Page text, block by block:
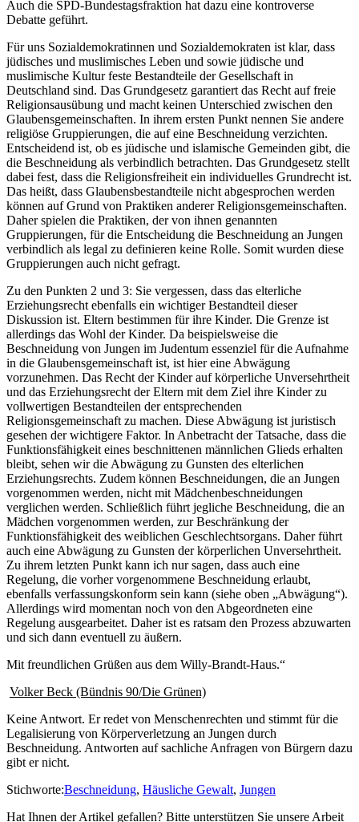
Auch die SPD-Bundestagsfraktion hat dazu eine kontroverse
Debatte geführt.
Für uns Sozialdemokratinnen und Sozialdemokraten ist klar, dass
jüdisches und muslimisches Leben und sowie jüdische und
muslimische Kultur feste Bestandteile der Gesellschaft in
Deutschland sind. Das Grundgesetz garantiert das Recht auf freie
Religionsausübung und macht keinen Unterschied zwischen den
Glaubensgemeinschaften. In ihrem ersten Punkt nennen Sie andere
religiöse Gruppierungen, die auf eine Beschneidung verzichten.
Entscheidend ist, ob es jüdische und islamische Gemeinden gibt, die
die Beschneidung als verbindlich betrachten. Das Grundgesetz stellt
dabei fest, dass die Religionsfreiheit ein individuelles Grundrecht ist.
Das heißt, dass Glaubensbestandteile nicht abgesprochen werden
können auf Grund von Praktiken anderer Religionsgemeinschaften.
Daher spielen die Praktiken, der von ihnen genannten
Gruppierungen, für die Entscheidung die Beschneidung an Jungen
verbindlich als legal zu definieren keine Rolle. Somit wurden diese
Gruppierungen auch nicht gefragt.
Zu den Punkten 2 und 3: Sie vergessen, dass das elterliche
Erziehungsrecht ebenfalls ein wichtiger Bestandteil dieser
Diskussion ist. Eltern bestimmen für ihre Kinder. Die Grenze ist
allerdings das Wohl der Kinder. Da beispielsweise die
Beschneidung von Jungen im Judentum essenziel für die Aufnahme
in die Glaubensgemeinschaft ist, ist hier eine Abwägung
vorzunehmen. Das Recht der Kinder auf körperliche Unversehrtheit
und das Erziehungsrecht der Eltern mit dem Ziel ihre Kinder zu
vollwertigen Bestandteilen der entsprechenden
Religionsgemeinschaft zu machen. Diese Abwägung ist juristisch
gesehen der wichtigere Faktor. In Anbetracht der Tatsache, dass die
Funktionsfähigkeit eines beschnittenen männlichen Glieds erhalten
bleibt, sehen wir die Abwägung zu Gunsten des elterlichen
Erziehungsrechts. Zudem können Beschneidungen, die an Jungen
vorgenommen werden, nicht mit Mädchenbeschneidungen
verglichen werden. Schließlich führt jegliche Beschneidung, die an
Mädchen vorgenommen werden, zur Beschränkung der
Funktionsfähigkeit des weiblichen Geschlechtsorgans. Daher führt
auch eine Abwägung zu Gunsten der körperlichen Unversehrtheit.
Zu ihrem letzten Punkt kann ich nur sagen, dass auch eine
Regelung, die vorher vorgenommene Beschneidung erlaubt,
ebenfalls verfassungskonform sein kann (siehe oben „Abwägung“).
Allerdings wird momentan noch von den Abgeordneten eine
Regelung ausgearbeitet. Daher ist es ratsam den Prozess abzuwarten
und sich dann eventuell zu äußern.
Mit freundlichen Grüßen aus dem Willy-Brandt-Haus.“
Volker Beck (Bündnis 90/Die Grünen)
Keine Antwort. Er redet von Menschenrechten und stimmt für die
Legalisierung von Körperverletzung an Jungen durch
Beschneidung. Antworten auf sachliche Anfragen von Bürgern dazu
gibt er nicht.
Stichworte:Beschneidung, Häusliche Gewalt, Jungen
Hat Ihnen der Artikel gefallen? Bitte unterstützen Sie unsere Arbeit